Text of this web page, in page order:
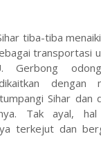
tiba-tiba
transportasi
Gerbong
dengan
Sihar dan
Tak ayal,
terkejut dan